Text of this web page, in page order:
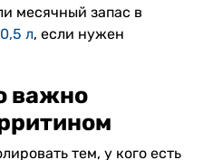
месячный запас в
л, если нужен
важно
тем, у кого есть